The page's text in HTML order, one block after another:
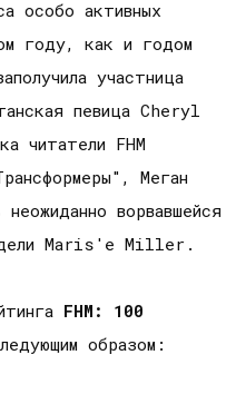
особо активных
году, как и годом
участница
певица Cheryl
читатели FHM
Меган
ворвавшейся
Maris'e Miller.
FHM: 100
образом: